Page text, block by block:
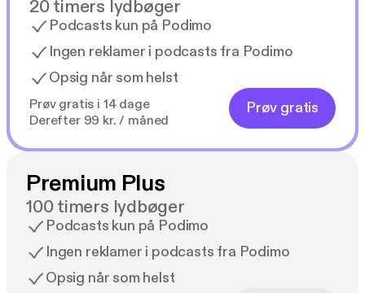
20 timers lydbøger
Podcasts kun på Podimo
Ingen reklamer i podcasts fra Podimo
Opsig når som helst
Prøv gratis i 14 dage
Derefter 99 kr. / måned
Prøv gratis
Premium Plus
100 timers lydbøger
Podcasts kun på Podimo
Ingen reklamer i podcasts fra Podimo
Opsig når som helst